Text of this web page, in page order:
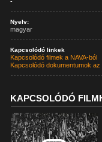
Nyelv:
magyar
Kapcsolódó linkek
Kapcsolódó filmek a NAVA-ból
Kapcsolódó dokumentumok az
KAPCSOLÓDÓ